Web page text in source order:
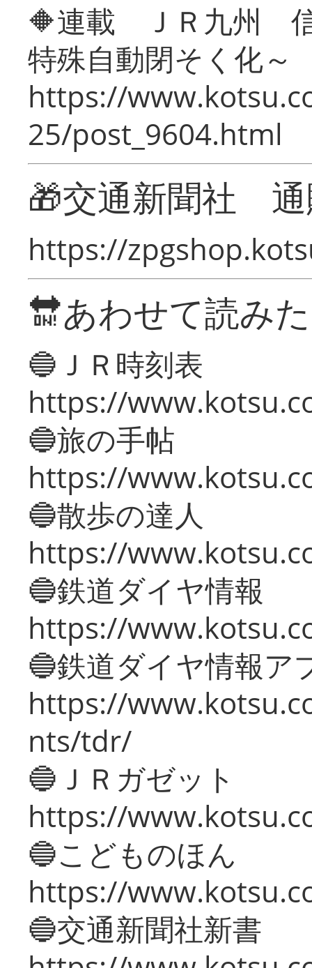
🔶連載 ＪＲ九州 信
特殊自動閉そく化～
https://
25/post_9604.html
🎁交通新聞社
https://
🔛あわせて読み
🔵ＪＲ時刻表
https://
🔵旅の手帖
https://
🔵散歩の達人
https://
🔵鉄道ダイヤ情報
https://
🔵鉄道ダイヤ情報ア
https://
nts/tdr/
🔵ＪＲガゼット
https://
🔵こどものほん
https://
🔵交通新聞社新書